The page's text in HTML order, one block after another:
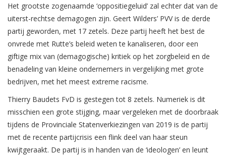
Het grootste zogenaamde ‘oppositiegeluid’ zal echter dat van de
uiterst-rechtse demagogen zijn. Geert Wilders’ PVV is de derde
partij geworden, met 17 zetels. Deze partij heeft het best de
onvrede met Rutte’s beleid weten te kanaliseren, door een
giftige mix van (demagogische) kritiek op het zorgbeleid en de
benadeling van kleine ondernemers in vergelijking met grote
bedrijven, met het meest extreme racisme.
Thierry Baudets FvD is gestegen tot 8 zetels. Numeriek is dit
misschien een grote stijging, maar vergeleken met de doorbraak
tijdens de Provinciale Statenverkiezingen van 2019 is de partij
met de recente partijcrisis een flink deel van haar steun
kwijtgeraakt. De partij is in handen van de ‘ideologen’ en leunt